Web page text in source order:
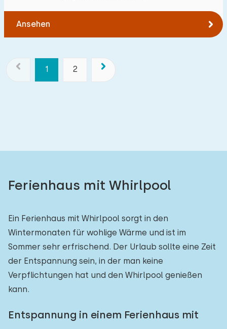
Ansehen
1 2
Ferienhaus mit Whirlpool
Ein Ferienhaus mit Whirlpool sorgt in den
Wintermonaten für wohlige Wärme und ist im
Sommer sehr erfrischend. Der Urlaub sollte eine Zeit
der Entspannung sein, in der man keine
Verpflichtungen hat und den Whirlpool genießen
kann.
Entspannung in einem Ferienhaus mit